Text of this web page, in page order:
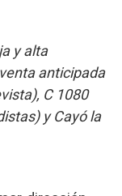
y alta
anticipada
C 1080
y Cayó la